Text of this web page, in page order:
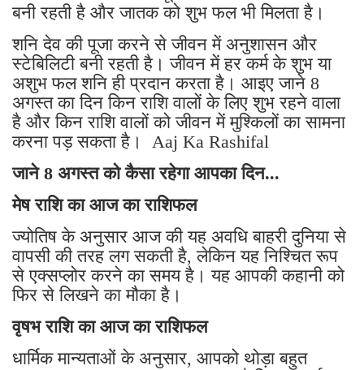
बनी रहती है और जातक को शुभ फल भी मिलता है।
शनि देव की पूजा करने से जीवन में अनुशासन और
स्टेबिलिटी बनी रहती है। जीवन में हर कर्म के शुभ या
अशुभ फल शनि ही प्रदान करता है। आइए जाने 8
अगस्त का दिन किन राशि वालों के लिए शुभ रहने वाला
है और किन राशि वालों को जीवन में मुश्किलों का सामना
करना पड़ सकता है। Aaj Ka Rashifal
जाने 8 अगस्त को कैसा रहेगा आपका दिन...
मेष राशि का आज का राशिफल
ज्योतिष के अनुसार आज की यह अवधि बाहरी दुनिया से
वापसी की तरह लग सकती है, लेकिन यह निश्चित रूप
से एक्सप्लोर करने का समय है। यह आपकी कहानी को
फिर से लिखने का मौका है।
वृषभ राशि का आज का राशिफल
धार्मिक मान्यताओं के अनुसार, आपको थोड़ा बहुत